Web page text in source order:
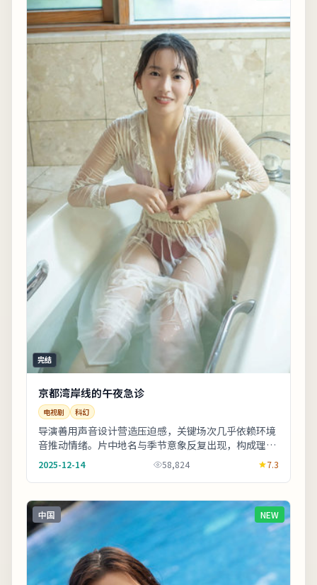
完结
京都湾岸线的午夜急诊
电视剧 科幻
导演善用声音设计营造压迫感，关键场次几乎依赖环境
音推动情绪。片中地名与季节意象反复出现，构成理解
人物动机的重要线索。适合晚间完整观看，配合大屏
2025-12-14 58,824 7.3
中国 NEW